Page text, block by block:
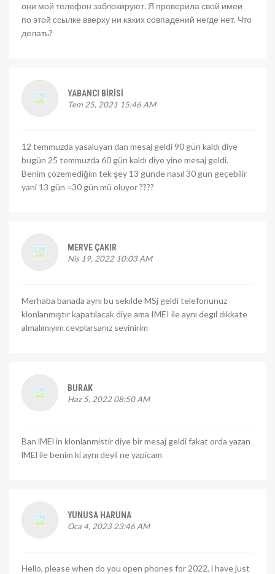
они мой телефон заблокируют. Я проверила свой имеи
по этой ссылке вверху ни каких совпадений негде нет. Что
делать?
YABANCI BIRISI
Tem 25, 2021 15:46 AM
12 temmuzda yasaluyarı dan mesaj geldi 90 gün kaldı diye
bugün 25 temmuzda 60 gün kaldı diye yine mesaj geldi.
Benim çözemediğim tek şey 13 günde nasıl 30 gün geçebilir
yani 13 gün =30 gün mü oluyor ????
MERVE ÇAKIR
Nis 19, 2022 10:03 AM
Merhaba banada aynı bu sekılde MSj geldi telefonunuz
klonlanmıştır kapatılacak diye ama IMEI ile aynı degıl dıkkate
almalımıyım cevplarsanız sevinirim
BURAK
Haz 5, 2022 08:50 AM
Ban lMEl in klonlanmistir diye bir mesaj geldi fakat orda yazan
lMEl ile benim ki aynı deyil ne yapicam
YUNUSA HARUNA
Oca 4, 2023 23:46 AM
Hello, please when do you open phones for 2022, i have just